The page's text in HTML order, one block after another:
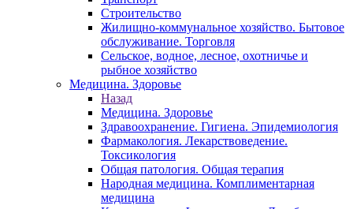
Строительство
Жилищно-коммунальное хозяйство. Бытовое
обслуживание. Торговля
Сельское, водное, лесное, охотничье и
рыбное хозяйство
Медицина. Здоровье
Назад
Медицина. Здоровье
Здравоохранение. Гигиена. Эпидемиология
Фармакология. Лекарствоведение.
Токсикология
Общая патология. Общая терапия
Народная медицина. Комплиментарная
медицина